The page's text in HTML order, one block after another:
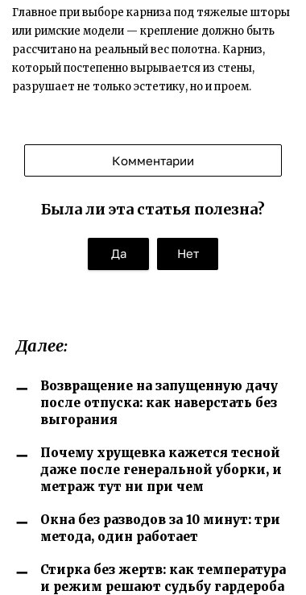
Главное при выборе карниза под тяжелые шторы
или римские модели — крепление должно быть
рассчитано на реальный вес полотна. Карниз,
который постепенно вырывается из стены,
разрушает не только эстетику, но и проем.
Комментарии
Была ли эта статья полезна?
Да Нет
Далее:
Возвращение на запущенную дачу
после отпуска: как наверстать без
выгорания
Почему хрущевка кажется тесной
даже после генеральной уборки, и
метраж тут ни при чем
Окна без разводов за 10 минут: три
метода, один работает
Стирка без жертв: как температура
и режим решают судьбу гардероба